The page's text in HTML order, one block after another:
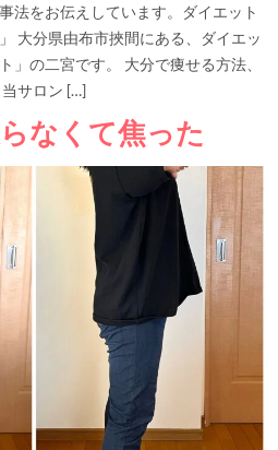
法をお伝えしています。ダイエット
大分県由布市挾間にある、ダイエッ
」の二宮です。 大分で痩せる方法、
サロン […]
なくて焦った